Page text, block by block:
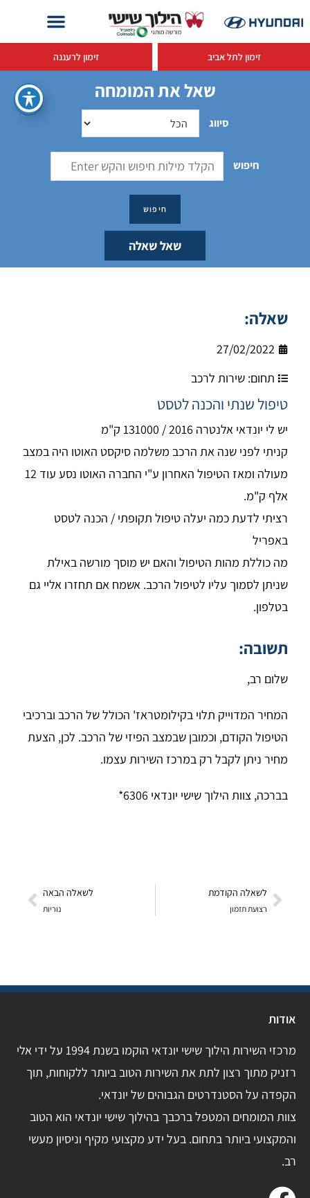
זימון לתל אביב זימון לרעננה
שאל את המומחה
סיווג
חיפוש
שאל שאלה
שאלה:
27/02/2022
תחום: שירות לרכב
טיפול שנתי והכנה לטסט
יש לי יונדאי אלנטרה 2016 / 131000 ק"מ
קניתי לפני שנה את הרכב משלמה סיקסט האוטו היה במצב
מעולה ומאז הטיפול האחרון ע"י החברה האוטו נסע עוד 12
אלף ק"מ.
רציתי לדעת כמה יעלה טיפול תקופתי / הכנה לטסט
באפריל
מה כוללת מהות הטיפול והאם יש מוסך מורשה באילת
שניתן לסמוך עליו לטיפול הרכב. אשמח אם תחזרו אליי גם
בטלפון.
תשובה:
שלום רב,
המחיר המדוייק תלוי בקילומטראז' הכולל של הרכב וברכיבי
הטיפול הקודם, וכמובן שבמצב הפיזי של הרכב. לכן, הצעת
מחיר ניתן לקבל רק במרכז השירות עצמו.
בברכה, צוות הילוך שישי יונדאי 6306*
לשאלה הקודמת
רצועת תזמון
לשאלה הבאה
נוריות
אודות
מרכזי השירות הילוך שישי יונדאי הוקמו בשנת 1994 על ידי אלי
רזניק מתוך רצון לתת את השירות הטוב ביותר ללקוחות, תוך
הקפדה על הסטנדרטים הגבוהים של יונדאי.
צוות המומחים המטפל ברכבך בהילוך שישי יונדאי הוא הטוב
והמקצועי ביותר בתחום. בעל ידע מקצועי מקיף וניסיון מעשי
רב.